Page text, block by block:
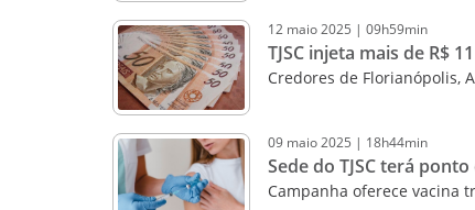
12 maio2025 | 09h59min
TJSC injeta mais de R$
Credores de Florianópolis,
09 maio2025 | 18h44min
Sede do TJSC terá
Campanha oferece vacina